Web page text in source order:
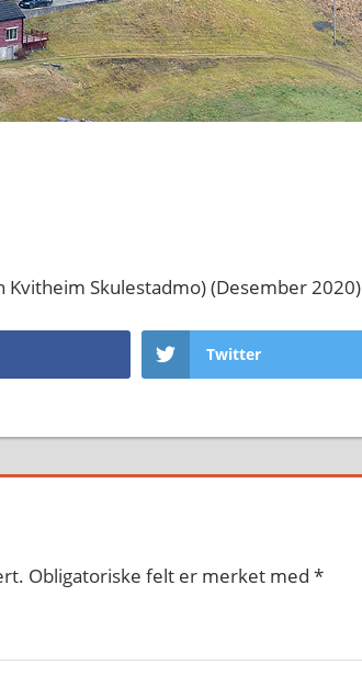
Skulestadmo) (Desember 2020)
Twitter
Obligatoriske felt er merket med *